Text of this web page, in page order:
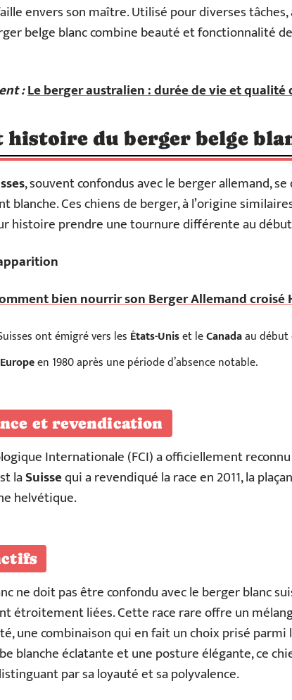
envers son maître. Utilisé pour diverses tâches,
belge blanc combine beauté et fonctionnalité
:Le berger australien : durée de vie et qualité
histoire du berger belge
, souvent confondus avec le berger allemand,
blanche. Ces chiens de berger, à l’origine
histoire prendre une tournure différente au
bien nourrir son Berger Allemand croisé
ont émigré vers les États-Uniset leCanadaau début
Europeen 1980 après une période d’absence notable.
et revendication
Internationale (FCI) a officiellement
laSuissequi a revendiqué la race en 2011, la
helvétique.
ne doit pas être confondu avec le berger blanc
étroitement liées. Cette race rare offre un
une combinaison qui en fait un choix prisé parmi
blanche éclatante et une posture élégante, ce
par sa loyauté et sa polyvalence.